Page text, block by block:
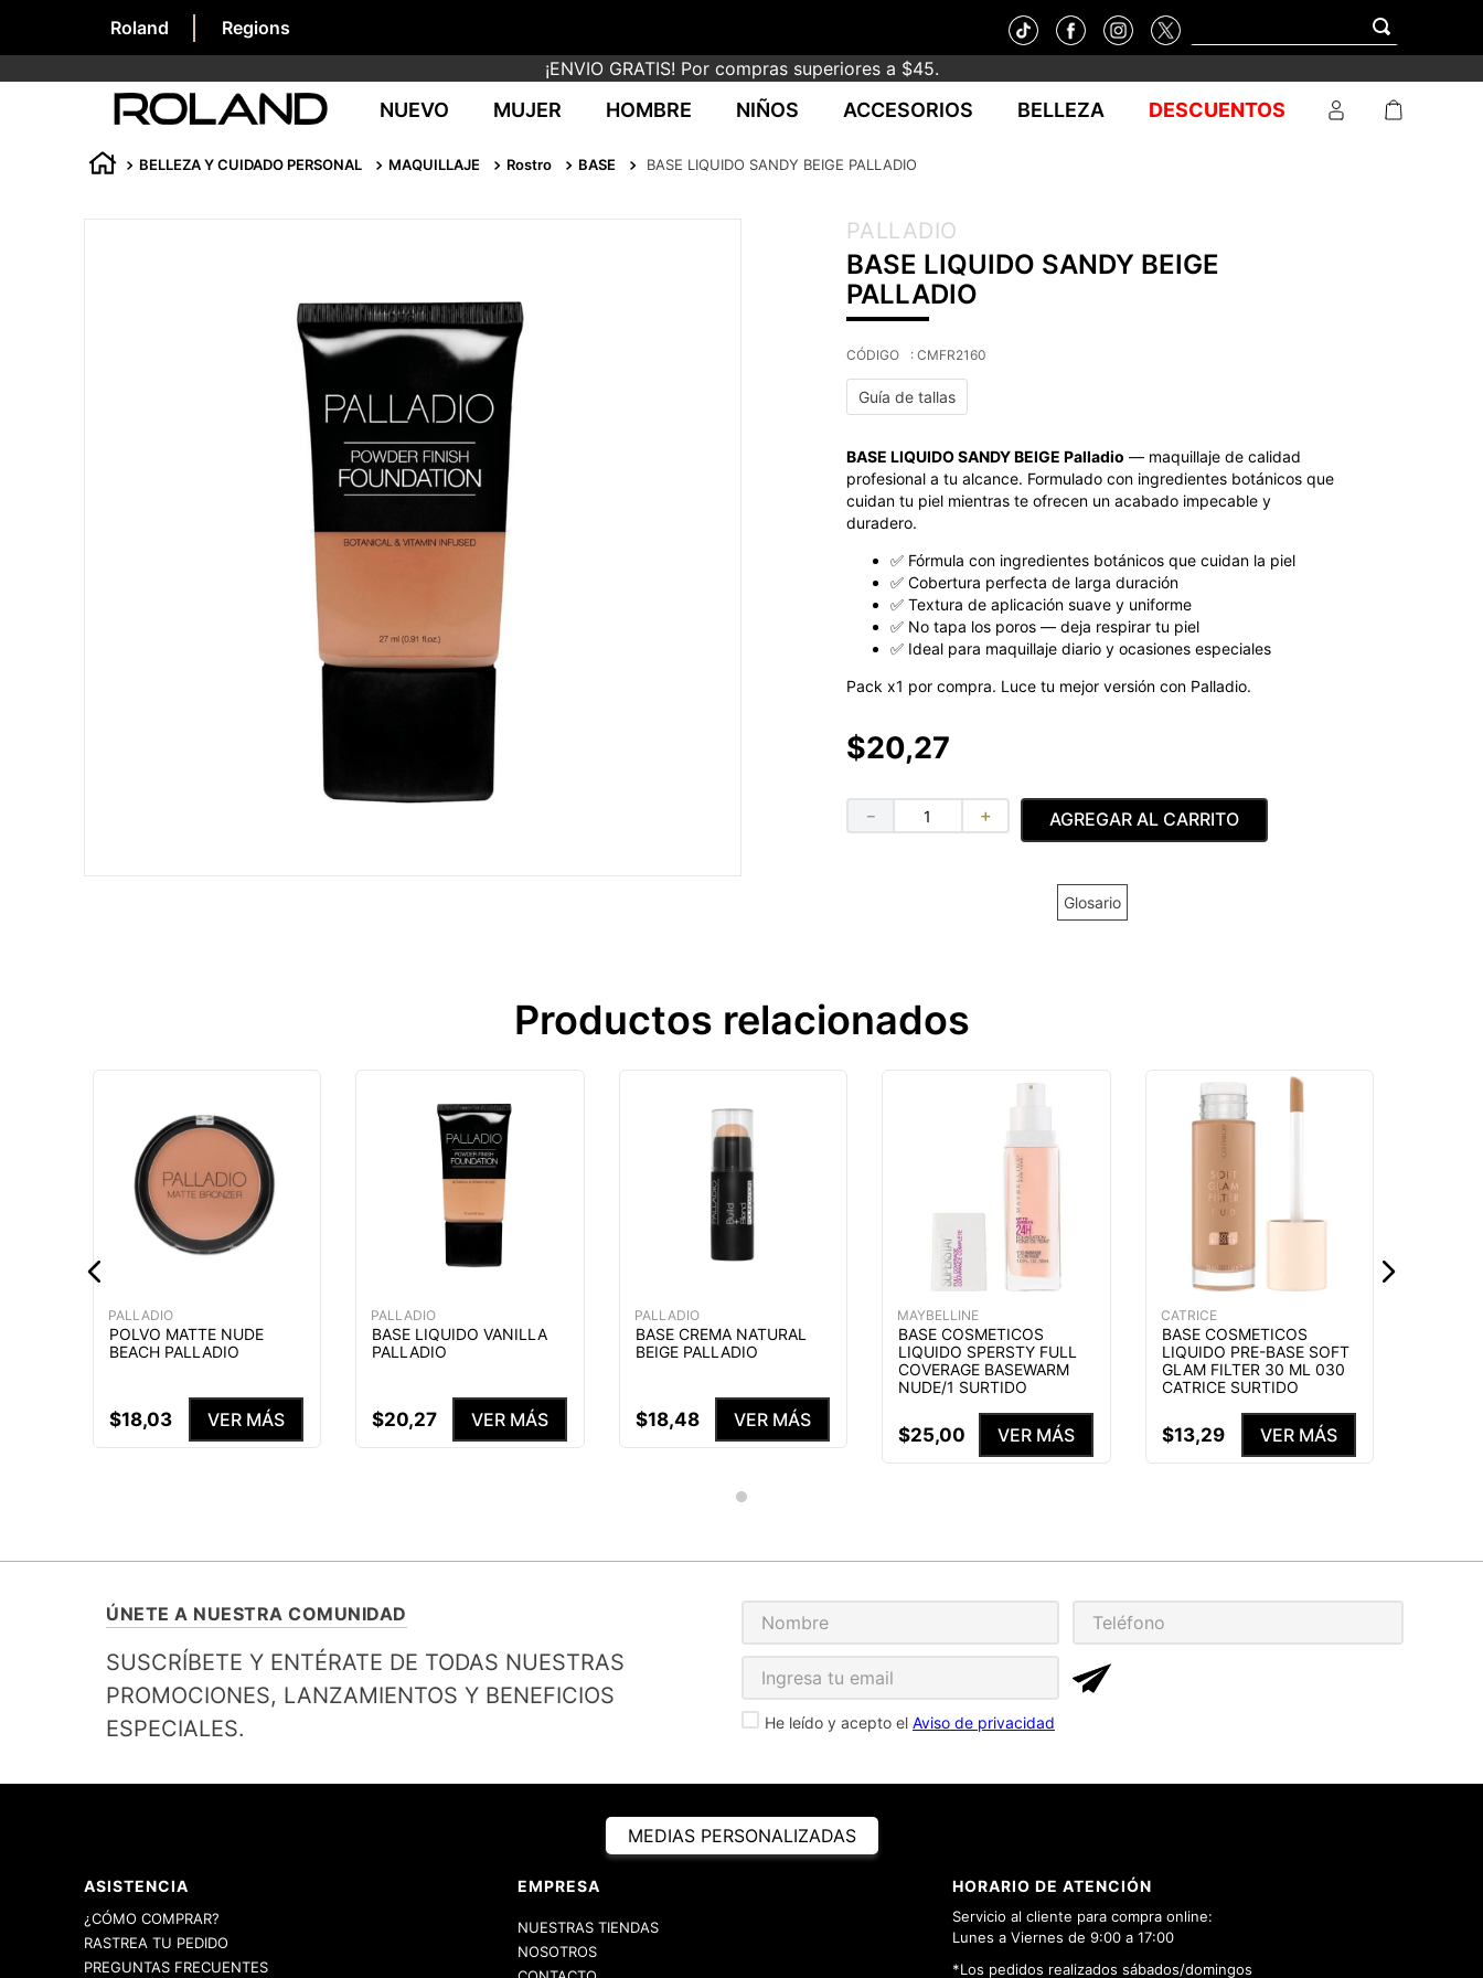
Roland
Regions
¡ENVIO GRATIS! Por compras superiores a $45.
NUEVO MUJER HOMBRE NIÑOS ACCESORIOS BELLEZA DESCUENTOS
BELLEZA Y CUIDADO PERSONAL MAQUILLAJE Rostro BASE BASE LIQUIDO SANDY BEIGE PALLADIO
PALLADIO
BASE LIQUIDO SANDY BEIGE
PALLADIO
: CMFR2160
Guía de tallas
BASE LIQUIDO SANDY BEIGE Palladio — maquillaje de calidad
profesional a tu alcance. Formulado con ingredientes botánicos que
cuidan tu piel mientras te ofrecen un acabado impecable y
duradero.
✅ Fórmula con ingredientes botánicos que cuidan la piel
✅ Cobertura perfecta de larga duración
✅ Textura de aplicación suave y uniforme
✅ No tapa los poros — deja respirar tu piel
✅ Ideal para maquillaje diario y ocasiones especiales
Pack x1 por compra. Luce tu mejor versión con Palladio.
$20,27
＋
－ AGREGAR AL CARRITO
Glosario
Productos relacionados
PALLADIO
POLVO MATTE NUDE
BEACH PALLADIO
$18,03 VER MÁS
PALLADIO
BASE LIQUIDO VANILLA
PALLADIO
$20,27 VER MÁS
PALLADIO
BASE CREMA NATURAL
BEIGE PALLADIO
$18,48 VER MÁS
MAYBELLINE
BASE COSMETICOS
LIQUIDO SPERSTY FULL
COVERAGE BASEWARM
NUDE/1 SURTIDO
$25,00 VER MÁS
CATRICE
BASE COSMETICOS
LIQUIDO PRE-BASE SOFT
GLAM FILTER 30 ML 030
CATRICE SURTIDO
$13,29 VER MÁS
ÚNETE A NUESTRA COMUNIDAD
SUSCRÍBETE Y ENTÉRATE DE TODAS NUESTRAS
PROMOCIONES, LANZAMIENTOS Y BENEFICIOS
ESPECIALES.
He leído y acepto el Aviso de privacidad
MEDIAS PERSONALIZADAS
ASISTENCIA
¿CÓMO COMPRAR?
RASTREA TU PEDIDO
PREGUNTAS FRECUENTES
EMPRESA
NUESTRAS TIENDAS
NOSOTROS
HORARIO DE ATENCIÓN
Servicio al cliente para compra online:
Lunes a Viernes de 9:00 a 17:00
*Los pedidos realizados sábados/domingos